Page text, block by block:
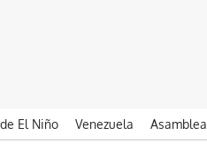
El Niño Venezuela